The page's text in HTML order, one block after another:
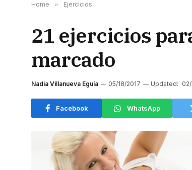
Home » Ejercicios
21 ejercicios
marcado
Nadia Villanueva Eguía 05/18/2017 Updated:
Facebook WhatsApp